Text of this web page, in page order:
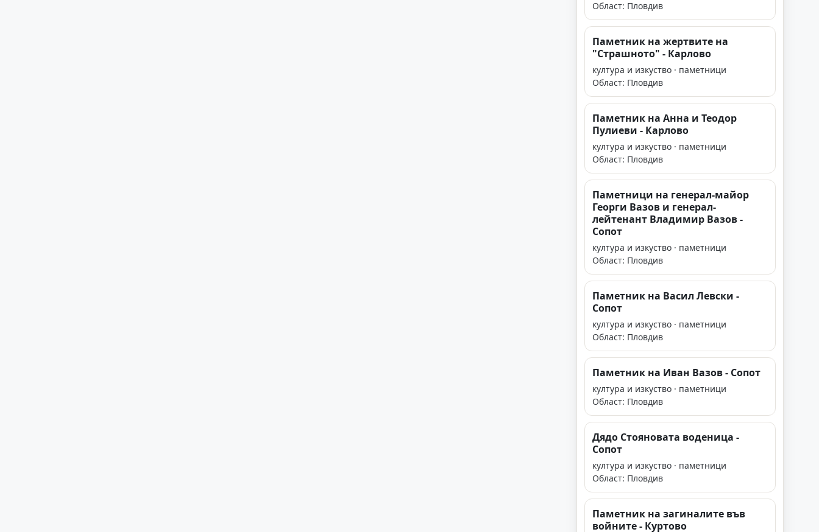
Област: Пловдив
Паметник на жертвите на
"Страшното" - Карлово
култура и изкуство · паметници
Област: Пловдив
Паметник на Анна и Теодор
Пулиеви - Карлово
култура и изкуство · паметници
Област: Пловдив
Паметници на генерал-майор
Георги Вазов и генерал-
лейтенант Владимир Вазов -
Сопот
култура и изкуство · паметници
Област: Пловдив
Паметник на Васил Левски -
Сопот
култура и изкуство · паметници
Област: Пловдив
Паметник на Иван Вазов - Сопот
култура и изкуство · паметници
Област: Пловдив
Дядо Стояновата воденица -
Сопот
култура и изкуство · паметници
Област: Пловдив
Паметник на загиналите във
войните - Куртово